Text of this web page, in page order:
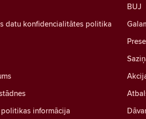
datu konfidencialitātes politika
informācija
BUJ
Prese